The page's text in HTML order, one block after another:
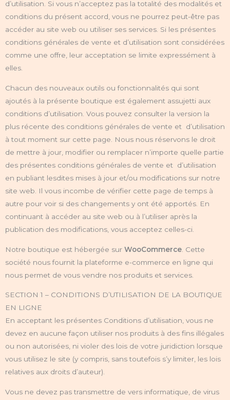
d’utilisation. Si vous n’acceptez pas la totalité des modalités et
conditions du présent accord, vous ne pourrez peut-être pas
accéder au site web ou utiliser ses services. Si les présentes
conditions générales de vente et d’utilisation sont considérées
comme une offre, leur acceptation se limite expressément à
elles.
Chacun des nouveaux outils ou fonctionnalités qui sont
ajoutés à la présente boutique est également assujetti aux
conditions d’utilisation. Vous pouvez consulter la version la
plus récente des conditions générales de vente et d’utilisation
à tout moment sur cette page. Nous nous réservons le droit
de mettre à jour, modifier ou remplacer n’importe quelle partie
des présentes conditions générales de vente et d’utilisation
en publiant lesdites mises à jour et/ou modifications sur notre
site web. Il vous incombe de vérifier cette page de temps à
autre pour voir si des changements y ont été apportés. En
continuant à accéder au site web ou à l’utiliser après la
publication des modifications, vous acceptez celles-ci.
Notre boutique est hébergée sur WooCommerce . Cette
société nous fournit la plateforme e-commerce en ligne qui
nous permet de vous vendre nos produits et services.
SECTION 1 – CONDITIONS D’UTILISATION DE LA BOUTIQUE
EN LIGNE
En acceptant les présentes Conditions d’utilisation, vous ne
devez en aucune façon utiliser nos produits à des fins illégales
ou non autorisées, ni violer des lois de votre juridiction lorsque
vous utilisez le site (y compris, sans toutefois s’y limiter, les lois
relatives aux droits d’auteur).
Vous ne devez pas transmettre de vers informatique, de virus